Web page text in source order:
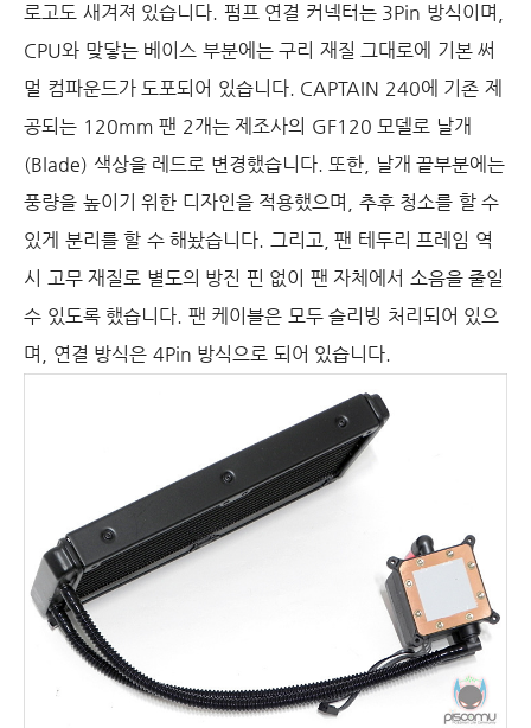
로고도 새겨져 있습니다. 펌프 연결 커넥터는3Pin 방식이며
CPU와 맞닿는 베이스 부분에는 구리 재질 그대로에 기본 써
멀 컴파운드가 도포되어 있습니다. CAPTAIN 240에 기존 제
공되는 120mm 팬 2개는 제조사의 GF120 모델로 날개
(Blade) 색상을 레드로 변경했습니다. 또한
날개 끝부분에는
풍량을 높이기 위한 디자인을 적용했으며
추후 청소를 할 수
있게 분리를 할 수 해놨습니다. 그리고, 팬 테두리 프레임 역
시 고무 재질로 별도의 방진 핀 없이 팬 자체에서 소음을 줄일
수 있도록 했습니다. 팬 케이블은 모두 슬리빙 처리되어 있으
며
연결 방식은 4Pin 방식으로 되어 있습니다.